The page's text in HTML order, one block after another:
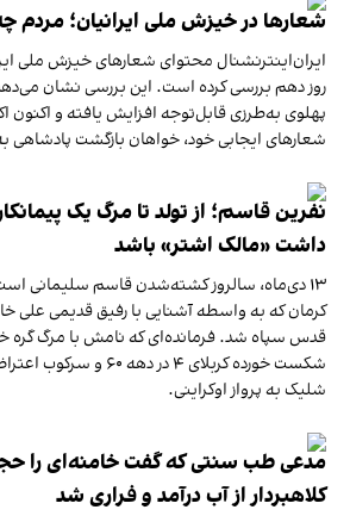
شعارها در خیزش ملی ایرانیان؛ مردم
ایران‌اینترنشنال محتوای شعارهای خیزش ملی
روز دهم بررسی کرده است. این بررسی نشان
پهلوی به‌طرزی قابل‌توجه افزایش یافته و اکنون
شعارهای ایجابی خود، خواهان بازگشت پادشاهی
نفرین قاسم؛ از تولد تا مرگ یک
داشت «مالک اشتر» باشد
۱۳ دی‌ماه، سالروز کشته‌شدن قاسم سلیمانی
کرمان که به واسطه آشنایی با رفیق قدیمی علی
قدس سپاه شد. فرمانده‌ای که نامش با مرگ گره
شکست خورده کربلای ۴ در
شلیک به پرواز اوکراینی.
مدعی طب سنتی که گفت خامنه‌ای را
کلاهبردار از آب درآمد و فراری شد